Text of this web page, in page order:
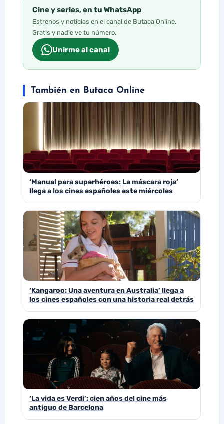
Cine y series, en tu WhatsApp
Estrenos y noticias en el canal de Butaca Online.
Gratis y nadie ve tu número.
Unirme al canal
También en Butaca Online
‘Manual para superhéroes: La máscara roja’
llega a los cines españoles este miércoles
‘Kangaroo: Una aventura en Australia’ llega a
los cines españoles con una historia real detrás
‘La vida es Verdi’: cien años del cine más
antiguo de Barcelona